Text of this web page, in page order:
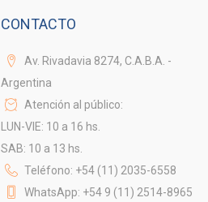
CONTACTO
Av. Rivadavia 8274, C.A.B.A. -
Argentina
Atención al público:
LUN-VIE: 10 a 16 hs.
SAB: 10 a 13 hs.
Teléfono: +54 (11) 2035-6558
WhatsApp: +54 9 (11) 2514-8965